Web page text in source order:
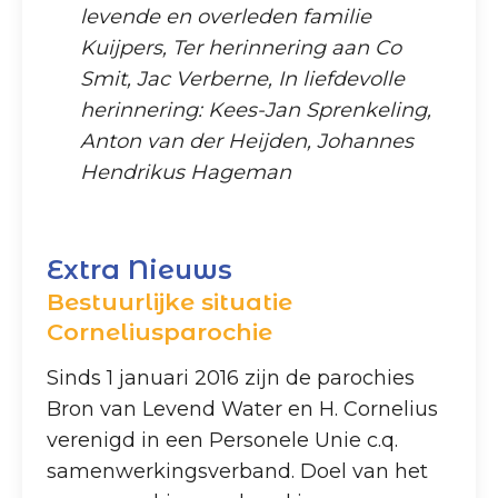
levende en overleden familie
Kuijpers, Ter herinnering aan Co
Smit, Jac Verberne, In liefdevolle
herinnering: Kees-Jan Sprenkeling,
Anton van der Heijden, Johannes
Hendrikus Hageman
Extra Nieuws
Bestuurlijke situatie
Corneliusparochie
Sinds 1 januari 2016 zijn de parochies
Bron van Levend Water en H. Cornelius
verenigd in een Personele Unie c.q.
samenwerkingsverband. Doel van het